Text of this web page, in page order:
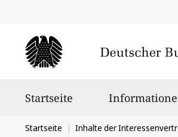
Startseite
Sie
Startseite Inhalte der